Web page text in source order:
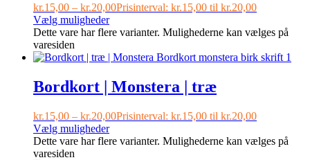
kr.15,00 – kr.20,00Prisinterval: kr.15,00 til kr.20,00
Vælg muligheder
Dette vare har flere varianter. Mulighederne kan vælges på
varesiden
Bordkort | Monstera | træ
kr.15,00 – kr.20,00Prisinterval: kr.15,00 til kr.20,00
Vælg muligheder
Dette vare har flere varianter. Mulighederne kan vælges på
varesiden